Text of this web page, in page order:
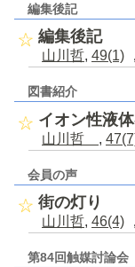
編集後記
編集後記
山川哲, 49(1)
図書紹介
イオン性液
山川哲 ,
会員の声
街の灯り
山川哲, 46(4)
第84回触媒討論会